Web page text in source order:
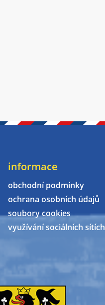
informace
obchodní podmínky
ochrana osobních údajů
soubory cookies
využívání sociálních sítích